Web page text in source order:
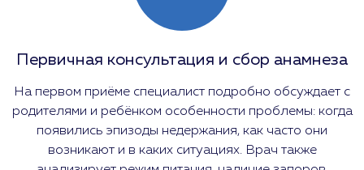
Первичная консультация и сбор анамнеза
На первом приёме специалист подробно обсуждает с
родителями и ребёнком особенности проблемы: когда
появились эпизоды недержания, как часто они
возникают и в каких ситуациях. Врач также